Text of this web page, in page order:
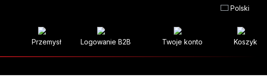
Polski
Przemysł Logowanie B2B Twoje konto Koszyk